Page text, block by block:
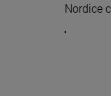
Nordice